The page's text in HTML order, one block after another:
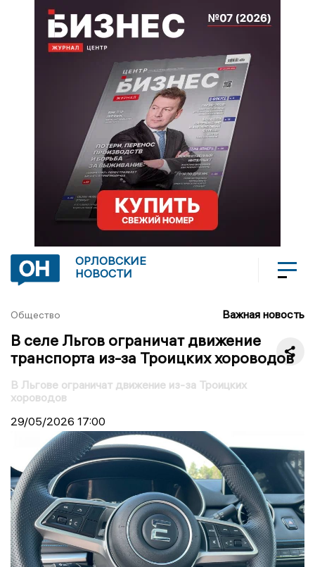
ОРЛОВСКИЕ
НОВОСТИ
Общество Важная новость
В селе Льгов ограничат движение
транспорта из-за Троицких хороводов
В Льгове ограничат движение из-за Троицких
хороводов
29/05/2026 17:00